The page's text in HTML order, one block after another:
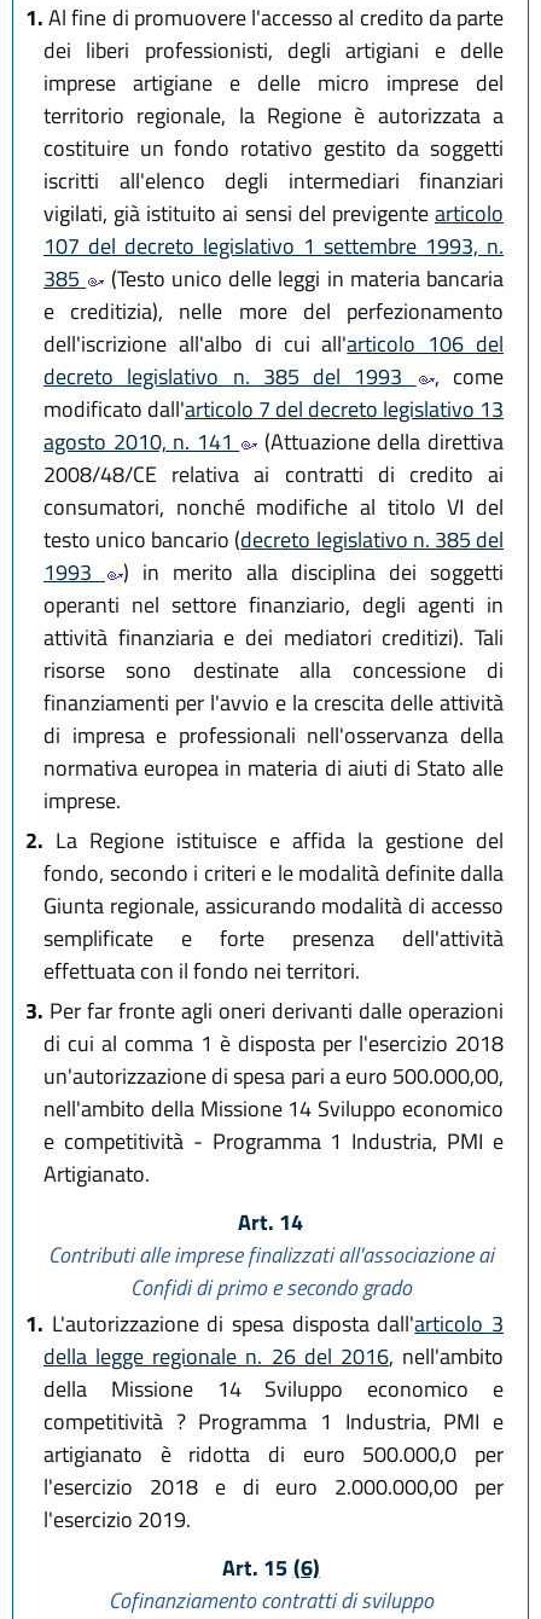
1.Al fine di promuovere l'accesso al credito da parte
dei liberi professionisti, degli artigiani e delle
imprese artigiane e delle micro imprese del
territorio regionale, la Regione è autorizzata a
costituire un fondo rotativo gestito da soggetti
iscritti all'elenco degli intermediari finanziari
vigilati, già istituito ai sensi del previgentearticolo
107 del decreto legislativo 1 settembre 1993, n.
385
(Testo unico delle leggi in materia bancaria
e creditizia), nelle more del perfezionamento
dell'iscrizione all'albo di cui all'articolo 106 del
decreto legislativo n. 385 del 1993
, come
modificato dall'articolo 7 del decreto legislativo 13
agosto 2010, n. 141
(Attuazione della direttiva
2008/48/CE relativa ai contratti di credito ai
consumatori, nonché modifiche al titolo VI del
testo unico bancario (decreto legislativo n. 385 del
1993
) in merito alla disciplina dei soggetti
operanti nel settore finanziario, degli agenti in
attività finanziaria e dei mediatori creditizi). Tali
risorse sono destinate alla concessione di
finanziamenti per l'avvio e la crescita delle attività
di impresa e professionali nell'osservanza della
normativa europea in materia di aiuti di Stato alle
imprese.
2. La Regione istituisce e affida la gestione del
fondo, secondo i criteri e le modalità definite dalla
Giunta regionale, assicurando modalità di accesso
semplificate e forte presenza dell'attività
effettuata con il fondo nei territori.
3. Per far fronte agli oneri derivanti dalle operazioni
di cui al comma 1 è disposta per l'esercizio 2018
un'autorizzazione di spesa pari a euro 500.000,00,
nell'ambito della Missione 14 Sviluppo economico
e competitività - Programma 1 Industria, PMI e
Artigianato.
Art. 14
Contributi alle imprese finalizzati all'associazione ai
Confidi di primo e secondo grado
1. L'autorizzazione di spesa disposta dall'articolo 3
della legge regionale n. 26 del 2016, nell'ambito
della Missione 14 Sviluppo economico e
competitività ? Programma 1 Industria, PMI e
artigianato è ridotta di euro 500.000,0 per
l'esercizio 2018 e di euro 2.000.000,00 per
l'esercizio 2019.
Art. 15 (6)
Cofinanziamento contratti di sviluppo